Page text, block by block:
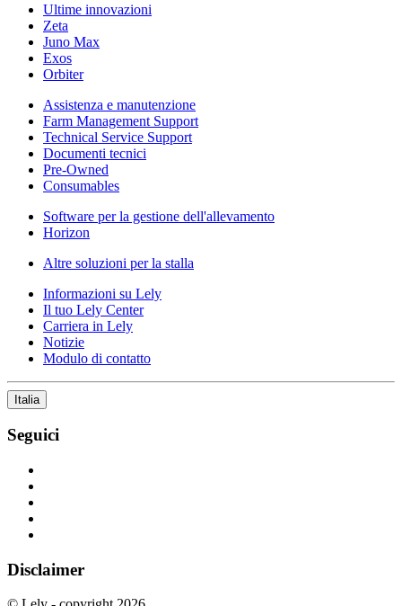
Ultime innovazioni
Zeta
Juno Max
Exos
Orbiter
Assistenza e manutenzione
Farm Management Support
Technical Service Support
Documenti tecnici
Pre-Owned
Consumables
Software per la gestione dell'allevamento
Horizon
Altre soluzioni per la stalla
Informazioni su Lely
Il tuo Lely Center
Carriera in Lely
Notizie
Modulo di contatto
Italia
Seguici
Disclaimer